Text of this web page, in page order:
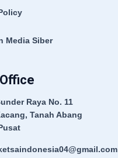
Media Siber
Raya No. 11
Tanah Abang